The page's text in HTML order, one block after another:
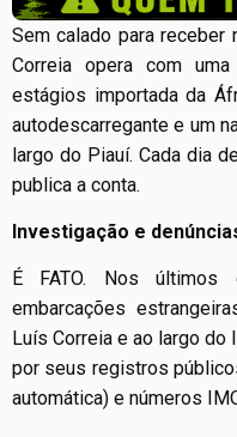
Sem calado para
Correia opera com
estágios importada da
autodescarregante e um
largo do Piauí. Cada dia
publica a conta.
Investigação e
É FATO. Nos
embarcações
Luís Correia e ao largo
por seus registros
automática) e números